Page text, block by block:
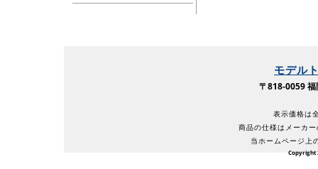
モデル
〒818-0059
表示価格は
商品の仕様はメーカ
当ホームページ上
Copyright